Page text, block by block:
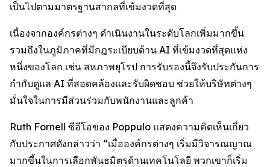
เป็นไปตามมาตรฐานสากลที่เข้มงวดที่สุด
เนื่องจากองค์กรต่างๆ ดำเนินงานในระดับโลกเพิ่มมากขึ้น
รวมถึงในภูมิภาคที่มีกฎระเบียบด้าน AI ที่เข้มงวดที่สุดแห่ง
หนึ่งของโลก เช่น สหภาพยุโรป การรับรองนี้จึงรับประกันการ
กำกับดูแล AI ที่สอดคล้องและรับผิดชอบ ช่วยให้บริษัทต่างๆ
มั่นใจในการมีส่วนร่วมกับพนักงานและลูกค้า
Ruth Fornell ซีอีโอของ Poppulo แสดงความคิดเห็นเกี่ยว
กับประกาศดังกล่าวว่า “เมื่อองค์กรต่างๆ เริ่มมีวิจารณญาณ
มากขึ้นในการเลือกพันธมิตรด้านเทคโนโลยี พวกเขาก็เริ่ม